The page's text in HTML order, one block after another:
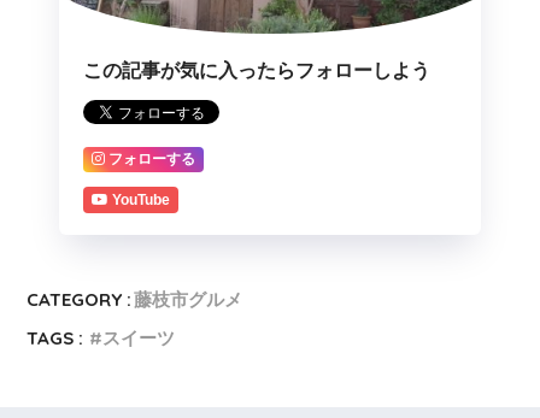
この記事が気に入ったらフォローしよう
フォローする
YouTube
CATEGORY :藤枝市グルメ
TAGS :
スイーツ